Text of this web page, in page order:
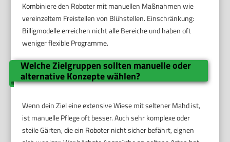
Kombiniere den Roboter mit manuellen Maßnahmen wie
vereinzeltem Freistellen von Blühstellen. Einschränkung:
Billigmodelle erreichen nicht alle Bereiche und haben oft
weniger flexible Programme.
Welche Zielgruppen sollten manuelle oder
alternative Konzepte wählen?
Wenn dein Ziel eine extensive Wiese mit seltener Mahd ist,
ist manuelle Pflege oft besser. Auch sehr komplexe oder
steile Gärten, die ein Roboter nicht sicher befährt, eignen